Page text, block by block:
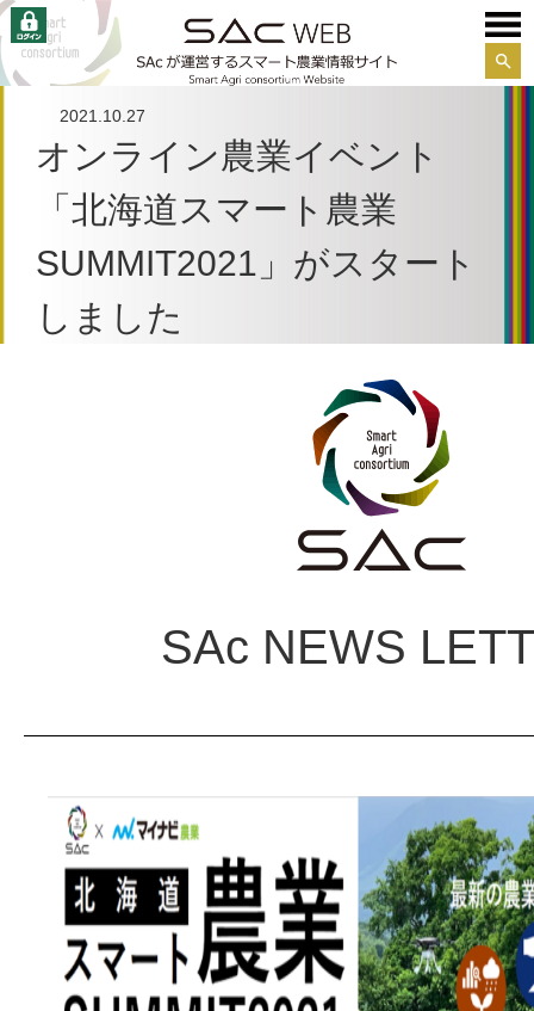
サイ
2021.10.27
オンライン農業イベント
「北海道スマート農業
SUMMIT2021」がスタート
しました
SAc NEWS